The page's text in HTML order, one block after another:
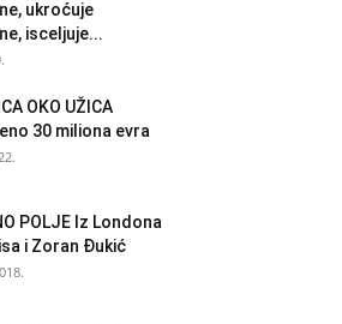
ukroćuje
isceljuje...
OKO UŽICA
30 miliona evra
POLJE Iz Londona
i Zoran Đukić